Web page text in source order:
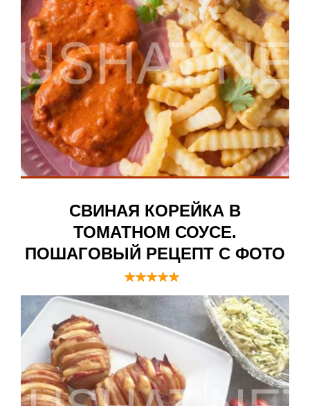
СВИНАЯ КОРЕЙКА В
ТОМАТНОМ СОУСЕ.
ПОШАГОВЫЙ РЕЦЕПТ С ФОТО